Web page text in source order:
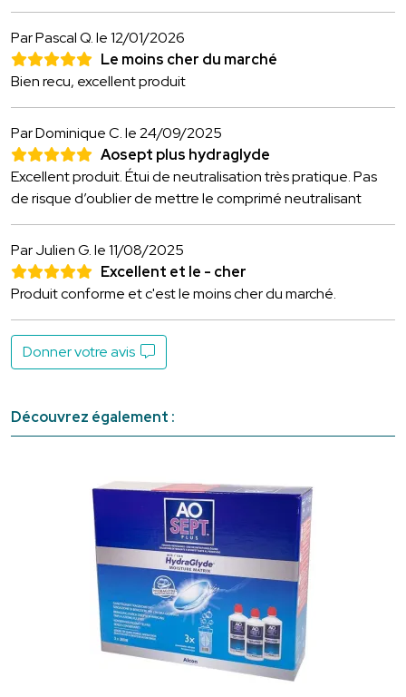
Par Pascal Q.le 12/01/2026
Le moins cher du marché
Bien recu, excellent produit
Par Dominique C.le 24/09/2025
Aosept plus hydraglyde
Excellent produit. Étui de neutralisation très pratique. Pas
de risque d’oublier de mettre le comprimé neutralisant
Par Julien G.le 11/08/2025
Excellent et le - cher
Produit conforme et c'est le moins cher du marché.
Donner votre avis
Découvrez également :